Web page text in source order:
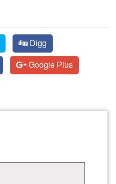
Digg
Google Plus